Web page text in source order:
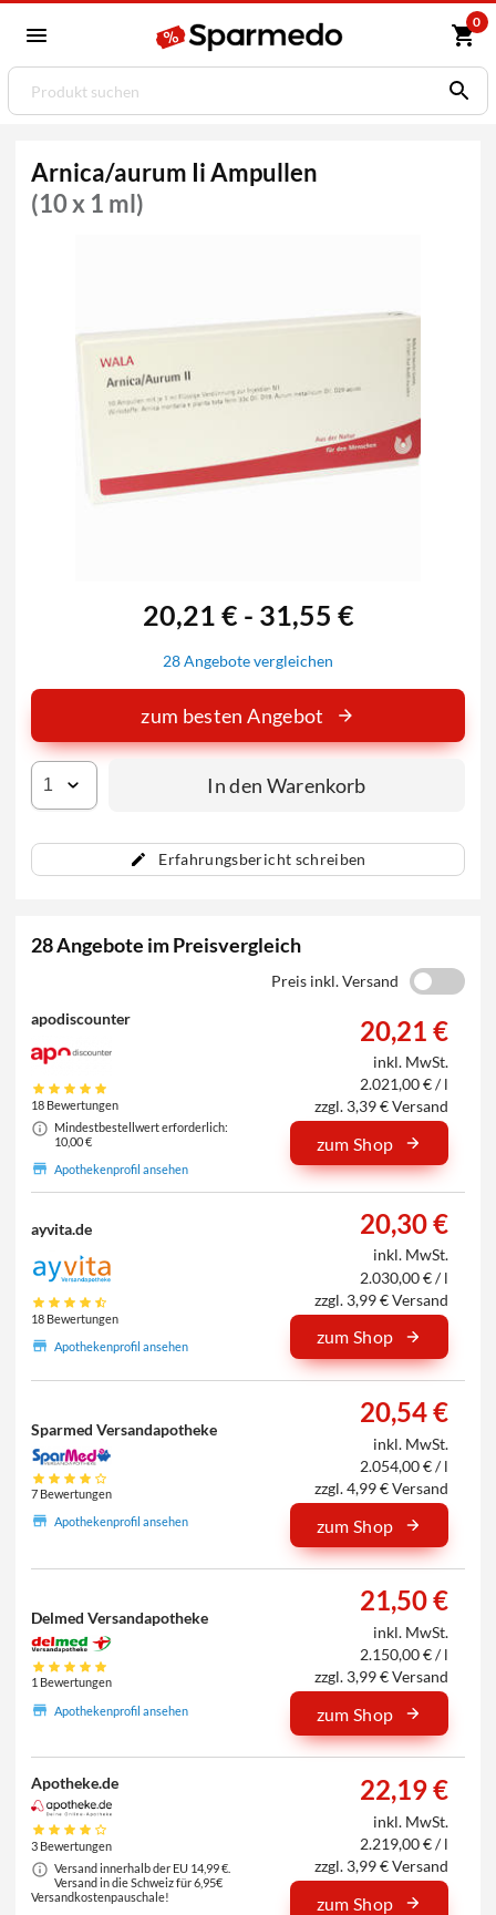
0
Arnica/aurum Ii Ampullen
(10 x 1 ml)
Erfahrungsbericht schreiben
20,21 € - 31,55 €
28 Angebote vergleichen
zum besten Angebot
In den Warenkorb
28 Angebote im Preisvergleich
Preis inkl. Versand
apodiscounter
18 Bewertungen
Mindestbestellwert erforderlich:
10,00 €
Apothekenprofil ansehen
20,21 €
inkl. MwSt.
2.021,00 € / l
zzgl. 3,39 € Versand
zum Shop
ayvita.de
18 Bewertungen
Apothekenprofil ansehen
20,30 €
inkl. MwSt.
2.030,00 € / l
zzgl. 3,99 € Versand
zum Shop
Sparmed Versandapotheke
7 Bewertungen
Apothekenprofil ansehen
20,54 €
inkl. MwSt.
2.054,00 € / l
zzgl. 4,99 € Versand
zum Shop
Delmed Versandapotheke
1 Bewertungen
Apothekenprofil ansehen
21,50 €
inkl. MwSt.
2.150,00 € / l
zzgl. 3,99 € Versand
zum Shop
Apotheke.de
3 Bewertungen
Versand innerhalb der EU 14,99 €.
Versand in die Schweiz für 6,95€
Versandkostenpauschale!
22,19 €
inkl. MwSt.
2.219,00 € / l
zzgl. 3,99 € Versand
zum Shop